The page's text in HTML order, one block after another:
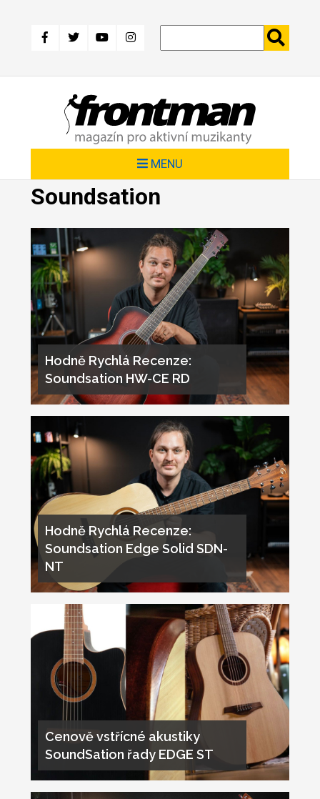
hlavnímu
MENU
Soundsation
Hodně Rychlá Recenze:
Soundsation HW-CE RD
Hodně Rychlá Recenze:
Soundsation Edge Solid SDN-
NT
Cenově vstřícné akustiky
SoundSation řady EDGE ST